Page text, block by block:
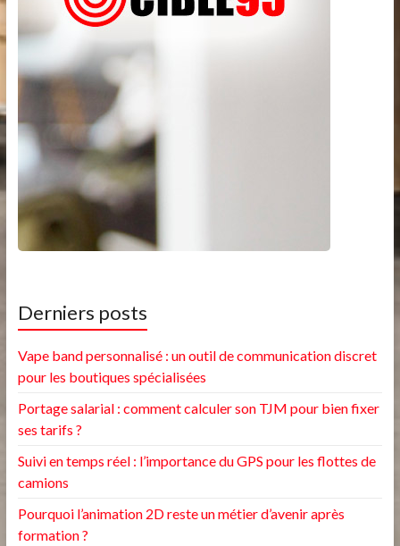
Derniers posts
Vape band personnalisé : un outil de communication discret
pour les boutiques spécialisées
Portage salarial : comment calculer son TJM pour bien fixer
ses tarifs ?
Suivi en temps réel : l’importance du GPS pour les flottes de
camions
Pourquoi l’animation 2D reste un métier d’avenir après
formation ?